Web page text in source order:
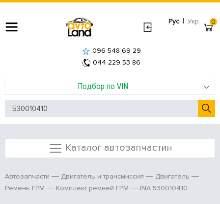
Рус | Укр
Подбор по VIN
096 548 69 29
044 229 53 86
0
Каталог автозапчастин
Автозапчасти Двигатель и трансмиссия
Двигатель
Ремень ГРМ
Комплект ремней ГРМ INA 530010410